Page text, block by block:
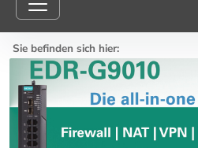
Sie befinden sich hier: